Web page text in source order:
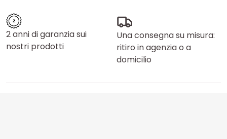
2 anni di garanzia sui
nostri prodotti
Una consegna su misura:
ritiro in agenzia o a
domicilio